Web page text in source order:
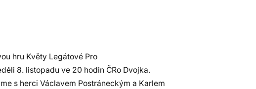
hru Květy Legátové Pro
8. listopadu ve 20 hodin ČRo Dvojka.
s herci Václavem Postráneckým a Karlem